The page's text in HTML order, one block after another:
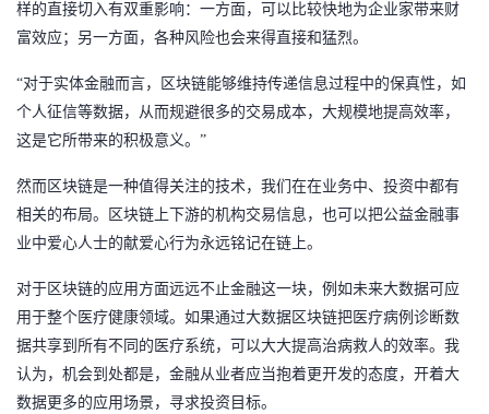
主
页
的
开
发
者
我
的
博
客
我
的
论
我
的
我
我
的
发
者
学
堂
我
我
Programs
我
的
支
持
我
样的直接切入有双重影响：一方面，可以比较快地为企业家带来财
富效应；另一方面，各种风险也会来得直接和猛烈。
“对于实体金融而言，区块链能够维持传递信息过程中的保真性， 如
个人征信等数据，从而规避很多的交易成本，大规模地提高效率，
这是它所带来的积极意义。 ”
然而区块链是一种值得关注的技术，我们在在业务中、投资中都有
相关的布局。区块链上下游的机构交易信息，也可以把公益金融事
业中爱心人士的献爱心行为永远铭记在链上。
对于区块链的应用方面远远不止金融这一块，例如未来大数据可应
用于整个医疗健康领域。如果通过大数据区块链把医疗病例诊断数
据共享到所有不同的医疗系统，可以大大提高治病救人的效率。我
认为，机会到处都是，金融从业者应当抱着更开发的态度，开着大
数据更多的应用场景，寻求投资目标。